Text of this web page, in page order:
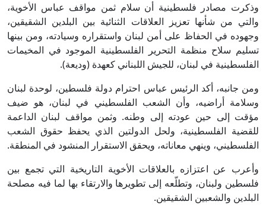
وذكرت مصادر فلسطينية أن سلام ثمن مواقف عباس الأخوية،
والتي من شأنها تعزيز العلاقات الثنائية بين البلدين الشقيقين،
وجهوده في الحفاظ على أمن لبنان واستقراره وسيادته، ومن بينها
تسليم سلاح منظمة التحرير الفلسطينية الموجود في المخيمات
الفلسطينية في لبنان، للجيش اللبناني كعهدة (وديعة).
ومن جانبه، أكد الرئيس عباس احترام دولة فلسطين، لوحدة لبنان
وسلامة أراضيه، وأن الشعب الفلسطيني في لبنان، هو ضيف
مؤقت إلى حين عودته إلى وطنه. وثمن مواقف لبنان الداعمة
للقضية الفلسطينية، ولحل الدولتين الذي يحفظ حقوق الشعب
الفلسطيني، وينهي معاناته، ويحقق الاستقرار المنشود في المنطقة.
وأعرب عن اعتزازه بالعلاقات الأخوية التاريخية التي تجمع بين
فلسطين ولبنان، وتطلّعه إلى تطويرها والارتقاء بها لما فيه مصلحة
البلدين والشعبين الشقيقين.